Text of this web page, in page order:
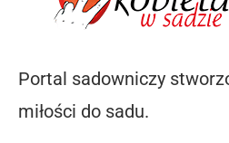
Portal sadowniczy
miłości do sadu.